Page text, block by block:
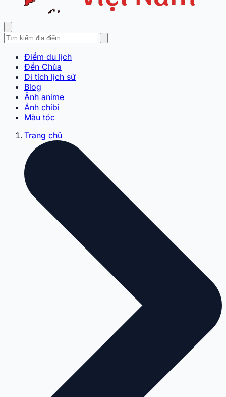
Điểm du lịch
Đền Chùa
Di tích lịch sử
Blog
Ảnh anime
Ảnh chibi
Màu tóc
Trang chủ